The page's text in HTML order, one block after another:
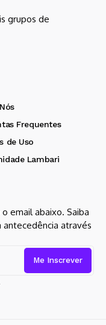
grupos de
Frequentes
de Uso
Lambari
email abaixo. Saiba
através